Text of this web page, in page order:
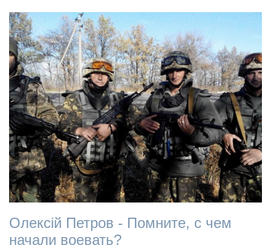
Олексій Петров - Помните, с чем
начали воевать?